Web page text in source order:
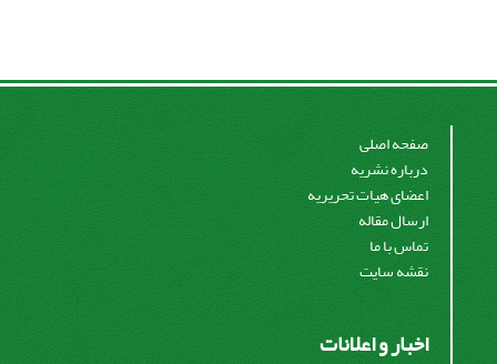
صفحه اصلی
درباره نشریه
اعضای هیات تحریریه
ارسال مقاله
تماس با ما
نقشه سایت
اخبار و اعلانات